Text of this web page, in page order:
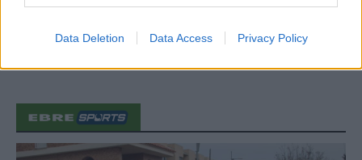
Data Deletion Data Access Privacy Policy
Carrega més